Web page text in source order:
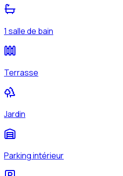
1 salle de bain
Terrasse
Jardin
Parking intérieur